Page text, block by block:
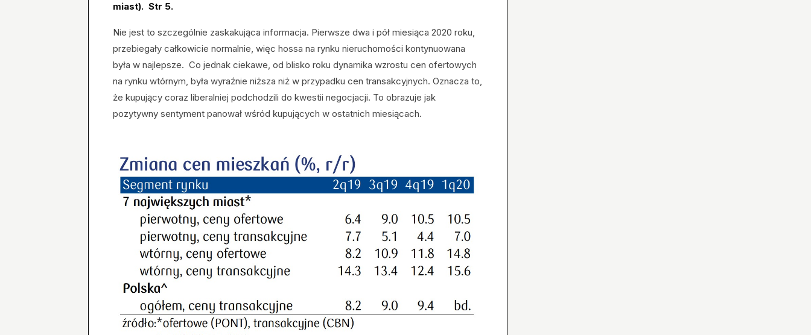
miast). Str 5.
Nie jest to szczególnie zaskakująca informacja. Pierwsze dwa i pół miesiąca 2020 roku,
przebiegały całkowicie normalnie, więc hossa na rynku nieruchomości kontynuowana
była w najlepsze. Co jednak ciekawe, od blisko roku dynamika wzrostu cen ofertowych
na rynku wtórnym, była wyraźnie niższa niż w przypadku cen transakcyjnych. Oznacza to,
że kupujący coraz liberalniej podchodzili do kwestii negocjacji. To obrazuje jak
pozytywny sentyment panował wśród kupujących w ostatnich miesiącach.